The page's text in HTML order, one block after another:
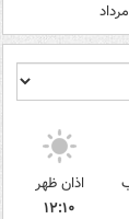
اذان ظهر
۱۲:۱۰